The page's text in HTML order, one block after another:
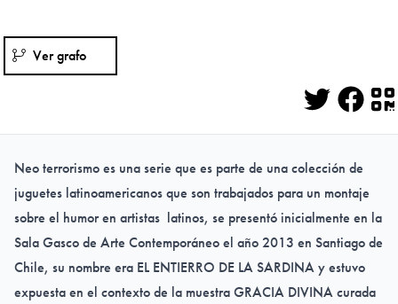
Ver grafo
Twitter
Neo terrorismo es una serie que es parte de una colección de
juguetes latinoamericanos que son trabajados para un montaje
sobre el humor en artistas latinos, se presentó inicialmente en la
Sala Gasco de Arte Contemporáneo el año 2013 en Santiago de
Chile, su nombre era EL ENTIERRO DE LA SARDINA y estuvo
expuesta en el contexto de la muestra GRACIA DIVINA curada